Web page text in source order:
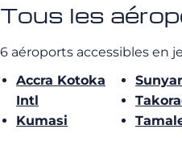
Tous les
6 aéroports accessibles en
Accra Kotoka
Intl
Kumasi